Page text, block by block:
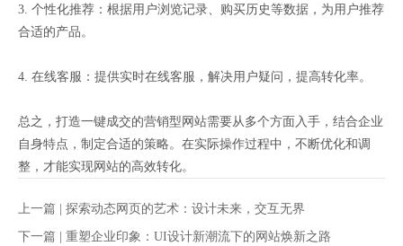
3. 个性化推荐：根据用户浏览记录、购买历史等数据，为用户推荐
合适的产品。
4. 在线客服：提供实时在线客服，解决用户疑问，提高转化率。
总之，打造一键成交的营销型网站需要从多个方面入手，结合企业
自身特点，制定合适的策略。在实际操作过程中，不断优化和调
整，才能实现网站的高效转化。
上一篇 | 探索动态网页的艺术：设计未来，交互无界
下一篇 | 重塑企业印象：UI设计新潮流下的网站焕新之路